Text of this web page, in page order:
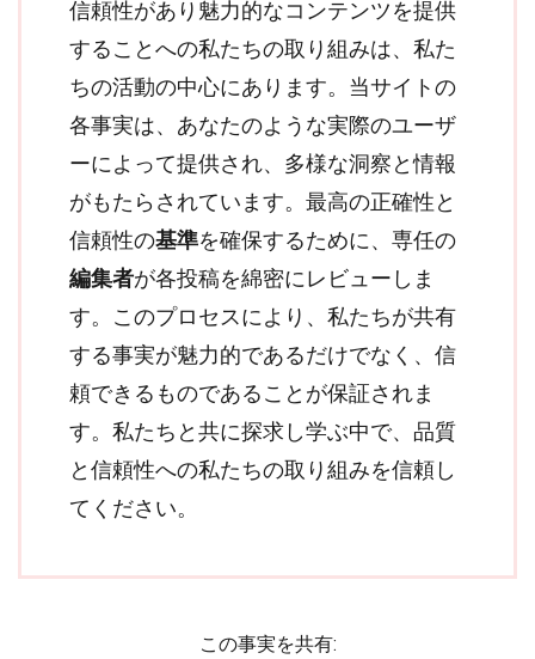
信頼性があり魅力的なコンテンツを提供
することへの私たちの取り組みは、私た
ちの活動の中心にあります。当サイトの
各事実は、あなたのような実際のユーザ
ーによって提供され、多様な洞察と情報
がもたらされています。最高の正確性と
信頼性の基準を確保するために、専任の
編集者が各投稿を綿密にレビューしま
す。このプロセスにより、私たちが共有
する事実が魅力的であるだけでなく、信
頼できるものであることが保証されま
す。私たちと共に探求し学ぶ中で、品質
と信頼性への私たちの取り組みを信頼し
てください。
この事実を共有: